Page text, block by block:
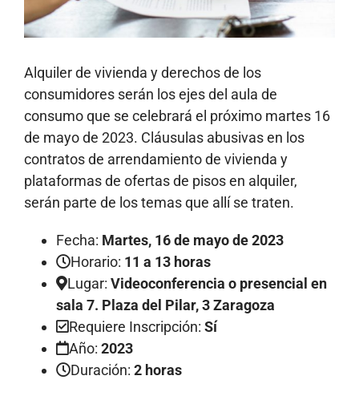
Alquiler de vivienda y derechos de los
consumidores serán los ejes del aula de
consumo que se celebrará el próximo martes 16
de mayo de 2023. Cláusulas abusivas en los
contratos de arrendamiento de vivienda y
plataformas de ofertas de pisos en alquiler,
serán parte de los temas que allí se traten.
Fecha: Martes, 16 de mayo de 2023
Horario: 11 a 13 horas
Lugar: Videoconferencia o presencial en
sala 7. Plaza del Pilar, 3 Zaragoza
Requiere Inscripción: Sí
Año: 2023
Duración: 2 horas